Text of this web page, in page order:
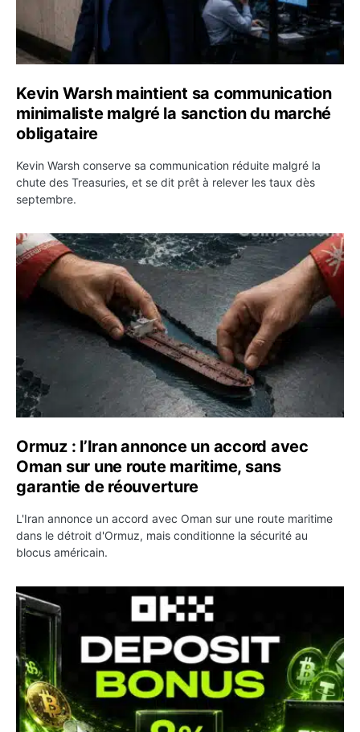
Kevin Warsh maintient sa communication
minimaliste malgré la sanction du marché
obligataire
Kevin Warsh conserve sa communication réduite malgré la
chute des Treasuries, et se dit prêt à relever les taux dès
septembre.
Ormuz : l’Iran annonce un accord avec Oman sur une
Ormuz : l’Iran annonce un accord avec
Oman sur une route maritime, sans
garantie de réouverture
L'Iran annonce un accord avec Oman sur une route maritime
dans le détroit d'Ormuz, mais conditionne la sécurité au
blocus américain.
OKX relance une campagne Deposit Bonus : jusqu’à 5